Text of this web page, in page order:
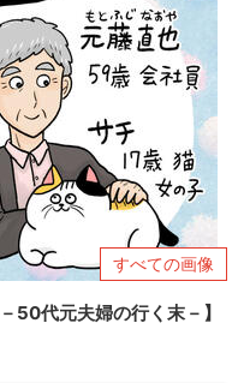
すべての画像
50代元夫婦の行く末－】